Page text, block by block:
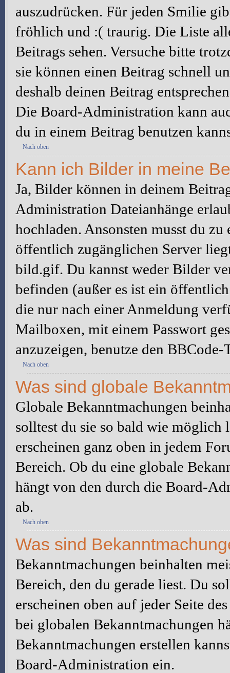
auszudrücken. Für jeden Smilie
fröhlich und :( traurig. Die Liste
Beitrags sehen. Versuche bitte
sie können einen Beitrag schnell
deshalb deinen Beitrag
Die Board-Administration kann
du in einem Beitrag benutzen
Nach oben
Kann ich Bilder in meine
Ja, Bilder können in deinem
Administration Dateianhänge
hochladen. Ansonsten musst du
öffentlich zugänglichen Server
bild.gif. Du kannst weder Bilder
befinden (außer es ist ein
die nur nach einer Anmeldung
Mailboxen, mit einem Passwort
anzuzeigen, benutze den
Nach oben
Was sind globale
Globale Bekanntmachungen
solltest du sie so bald wie möglich
erscheinen ganz oben in jedem
Bereich. Ob du eine globale
hängt von den durch die Board-
ab.
Nach oben
Was sind
Bekanntmachungen beinhalten
Bereich, den du gerade liest. Du
erscheinen oben auf jeder Seite
bei globalen Bekanntmachungen
Bekanntmachungen erstellen
Board-Administration ein.